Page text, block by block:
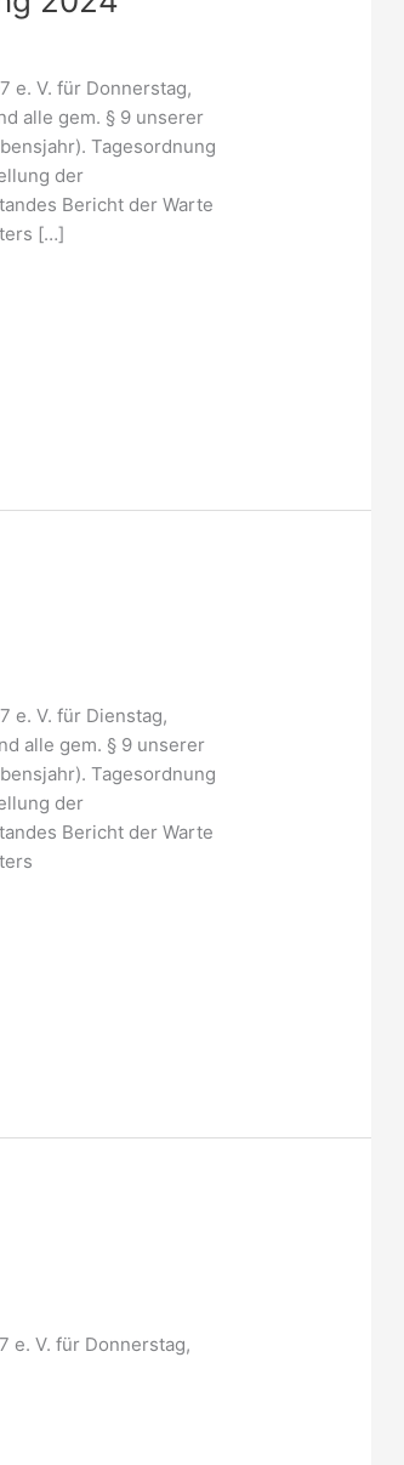
e. V. für Donnerstag,
alle gem. § 9 unserer
Tagesordnung
der
Bericht der Warte
[…]
e. V. für Dienstag,
alle gem. § 9 unserer
Tagesordnung
der
Bericht der Warte
e. V. für Donnerstag,